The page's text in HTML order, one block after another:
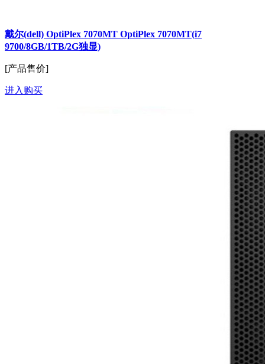
戴尔(dell) OptiPlex 7070MT OptiPlex 7070MT(i7
9700/8GB/1TB/2G独显)
[产品售价]
进入购买